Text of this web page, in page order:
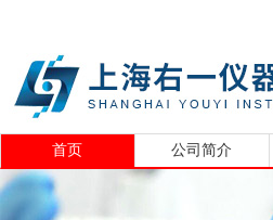
首页 公司简介